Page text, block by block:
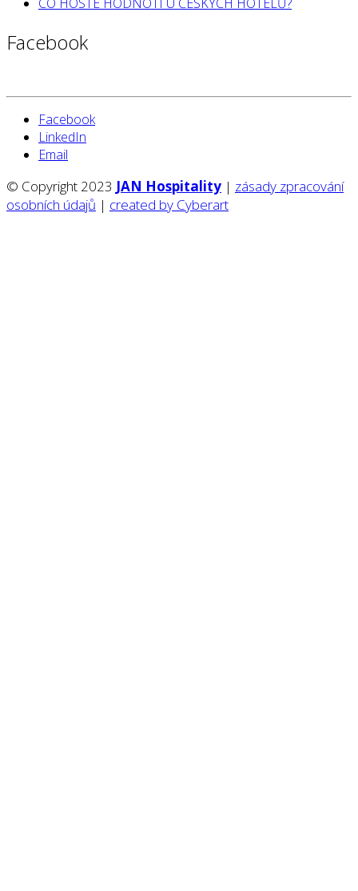
Facebook
Facebook
LinkedIn
Email
© Copyright 2023 JAN Hospitality | zásady zpracování
osobních údajů | created by Cyberart